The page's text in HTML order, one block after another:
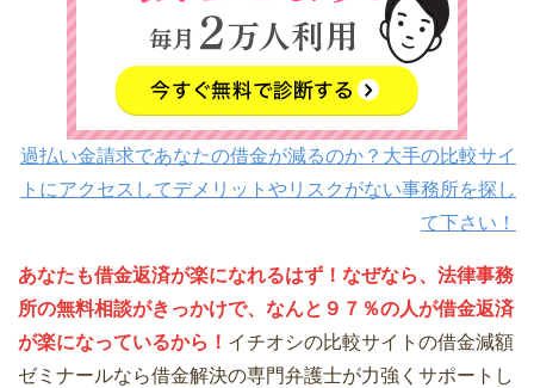
過払い金請求であなたの借金が減るのか？大手の比較サイ
トにアクセスしてデメリットやリスクがない事務所を探し
て下さい！
あなたも借金返済が楽になれるはず！なぜなら、法律事務
所の無料相談がきっかけで、なんと９７％の人が借金返済
が楽になっているから！ イチオシの比較サイトの借金減額
ゼミナールなら借金解決の専門弁護士が力強くサポートし